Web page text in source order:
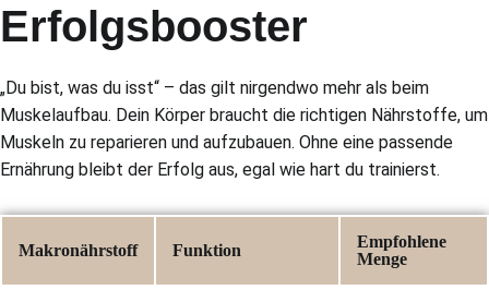
Erfolgsbooster
„Du bist, was du isst“ – das gilt nirgendwo mehr als beim
Muskelaufbau. Dein Körper braucht die richtigen Nährstoffe, um
Muskeln zu reparieren und aufzubauen. Ohne eine passende
Ernährung bleibt der Erfolg aus, egal wie hart du trainierst.
Makronährstoff Funktion
Empfohlene
Menge